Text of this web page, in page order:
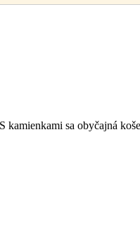
sa obyčajná